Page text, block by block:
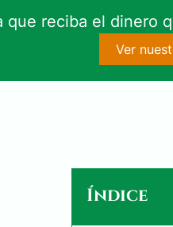
que reciba el dinero
Ver
Índice